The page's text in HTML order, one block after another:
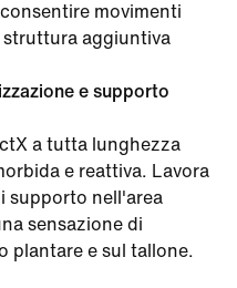
movimenti
aggiuntiva
e supporto
a tutta lunghezza
e reattiva. Lavora
supporto nell'area
sensazione di
plantare e sul tallone.